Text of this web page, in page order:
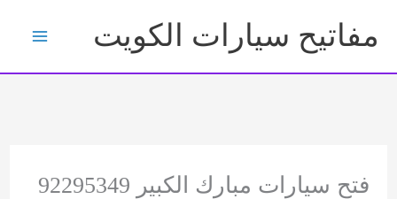
إلى
المحتوى
مفاتيح سيارات الكويت
فتح سيارات مبارك الكبير 92295349